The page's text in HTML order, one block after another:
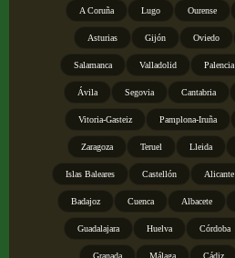
A Coruña Lugo Ourense
Asturias Gijón Oviedo
Salamanca Valladolid Palencia
Ávila Segovia Cantabria
Vitoria-Gasteiz Pamplona-Iruña
Zaragoza Teruel Lleida
Islas Baleares Castellón Alicante
Badajoz Cuenca Albacete
Guadalajara Huelva Córdoba
Granada Málaga Cádiz